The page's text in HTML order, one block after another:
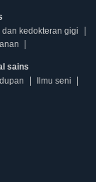
dan kedokteran gigi
sains
Ilmu seni